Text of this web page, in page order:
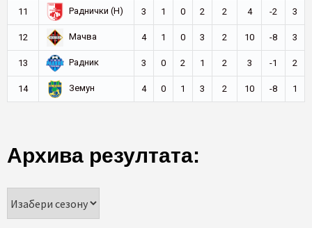
11 Раднички (Н) 3 1 0 2 2 4 -2 3
12 Мачва 4 1 0 3 2 10 -8 3
13 Радник 3 0 2 1 2 3 -1 2
14 Земун 4 0 1 3 2 10 -8 1
Архива резултата: